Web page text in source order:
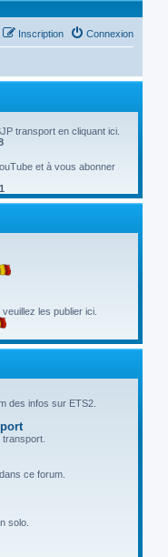
Connexion
Inscription
transport en cliquant ici.
et à vous abonner
les publier ici.
des infos sur ETS2.
transport.
ce forum.
solo.